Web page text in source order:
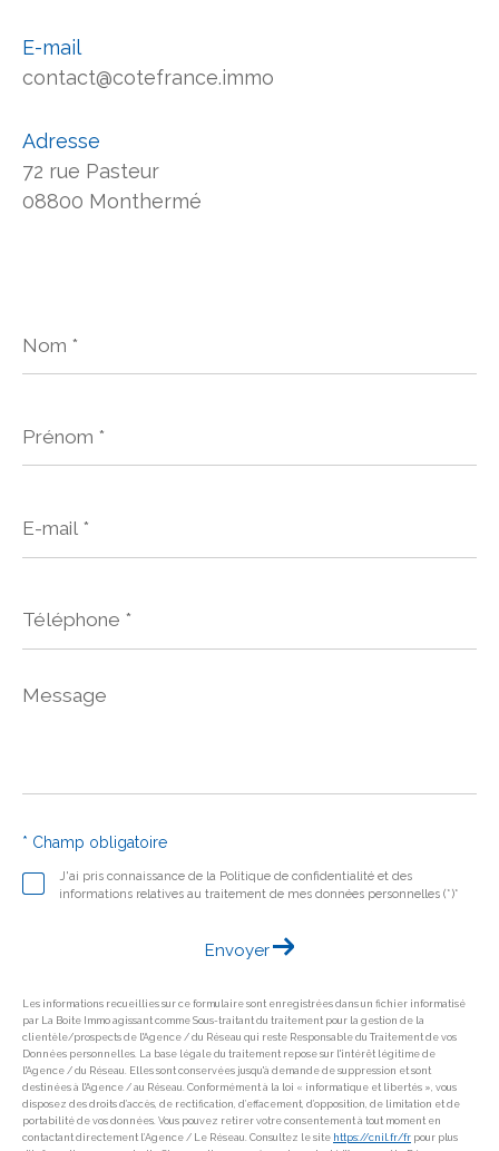
E-mail
contact@cotefrance.immo
Adresse
72 rue Pasteur
08800 Monthermé
*
*
mail
*
Message
*
J'ai pris connaissance de la Politique de confidentialité et des
informations relatives au traitement de mes données personnelles (*)*
* Champ obligatoire
Envoyer
Les informations recueillies sur ce formulaire sont enregistrées dans un fichier informatisé
par La Boite Immo agissant comme Sous-traitant du traitement pour la gestion de la
clientèle/prospects de l'Agence / du Réseau qui reste Responsable du Traitement de vos
Données personnelles. La base légale du traitement repose sur l'intérêt légitime de
l'Agence / du Réseau. Elles sont conservées jusqu'à demande de suppression et sont
destinées à l'Agence / au Réseau. Conformément à la loi « informatique et libertés », vous
disposez des droits d’accès, de rectification, d’effacement, d’opposition, de limitation et de
portabilité de vos données. Vous pouvez retirer votre consentement à tout moment en
contactant directement l’Agence / Le Réseau. Consultez le site https://cnil.fr/fr pour plus